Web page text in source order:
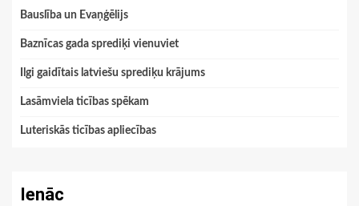
Bauslība un Evaņģēlijs
Baznīcas gada sprediķi vienuviet
Ilgi gaidītais latviešu sprediķu krājums
Lasāmviela ticības spēkam
Luteriskās ticības apliecības
Ienāc